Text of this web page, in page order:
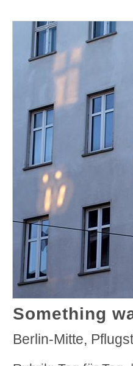
Something
Berlin-Mitte,